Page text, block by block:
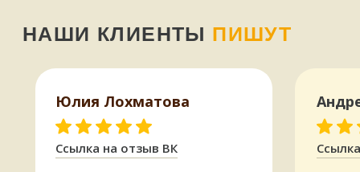
Ссылка на отзыв ВК
Юлия Лохматова
КАК МЫ РАБОТАЕМ,
ОПЛАТА И ДОСТАВКА